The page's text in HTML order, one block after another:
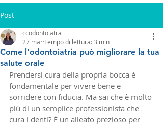
Post
Come l'odontoiatria può migliorare la tua
salute orale
ccodontoiatra
27 marTempo di lettura: 3 min
Prendersi cura della propria bocca è
fondamentale per vivere bene e
sorridere con fiducia. Ma sai che è molto
più di un semplice professionista che
cura i denti? È un alleato prezioso per